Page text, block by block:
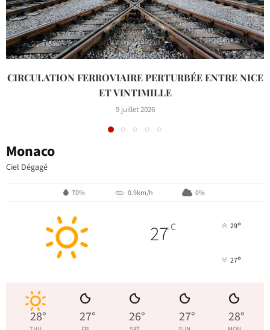
CIRCULATION FERROVIAIRE PERTURBÉE ENTRE NICE
ET VINTIMILLE
9 juillet 2026
Monaco
Ciel Dégagé
70% 0.9km/h 0%
27°C 29°
27°
28° 27° 26° 27° 28°